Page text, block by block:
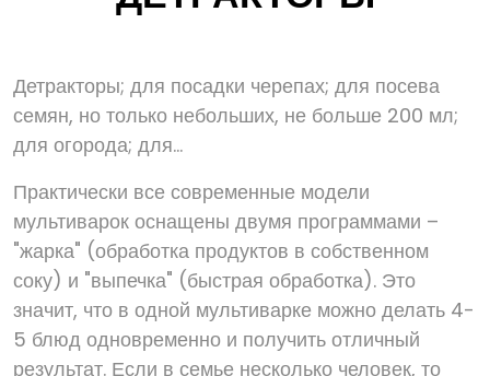
Детракторы; для посадки черепах; для посева
семян, но только небольших, не больше 200 мл;
для огорода; для...
Практически все современные модели
мультиварок оснащены двумя программами –
"жарка" (обработка продуктов в собственном
соку) и "выпечка" (быстрая обработка). Это
значит, что в одной мультиварке можно делать 4-
5 блюд одновременно и получить отличный
результат. Если в семье несколько человек, то